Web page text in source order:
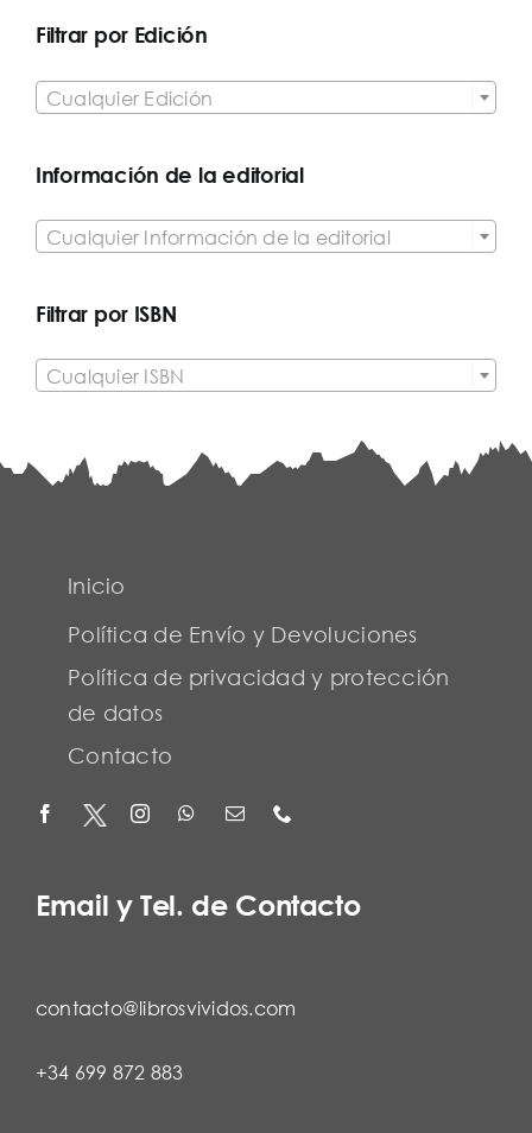
Filtrar por Edición
Cualquier Edición
Información de la editorial
Cualquier Información de la editorial
Filtrar por ISBN
Cualquier ISBN
Inicio
Política de Envío y Devoluciones
Política de privacidad y protección
de datos
Contacto
Email y Tel. de Contacto
contacto@librosvividos.com
+34 699 872 883